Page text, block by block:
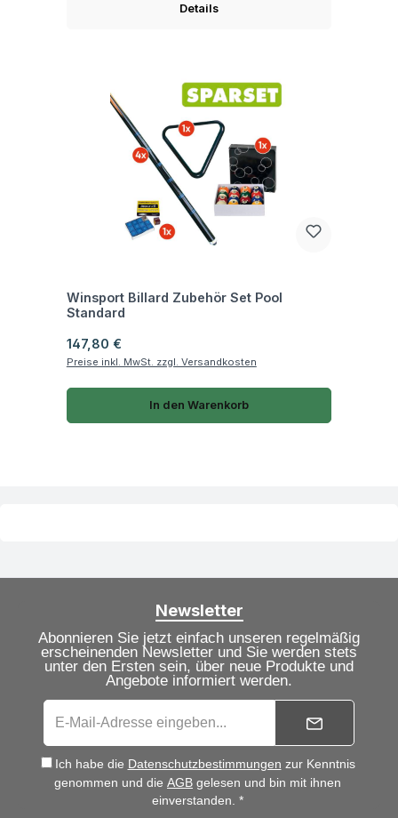
Details
Winsport Billard Zubehör Set Pool
Standard
Regulärer Preis:
147,80 €
Preise inkl. MwSt. zzgl. Versandkosten
In den Warenkorb
Newsletter
Abonnieren Sie jetzt einfach unseren regelmäßig
erscheinenden Newsletter und Sie werden stets
unter den Ersten sein, über neue Produkte und
Angebote informiert werden.
Ich habe die Datenschutzbestimmungen zur Kenntnis
genommen und die AGB gelesen und bin mit ihnen
einverstanden. *